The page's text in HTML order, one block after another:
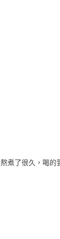
煮了很久，喝的